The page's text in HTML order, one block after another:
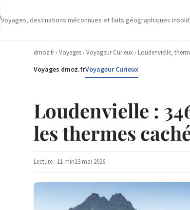
Voyages, destinations méconnues et faits géographiques
dmoz.fr› Voyages › Voyageur Curieux › Loudenvielle,
Voyages dmoz.frVoyageur Curieux
Loudenvielle :
les thermes
Lecture : 11 min13 mai 2026